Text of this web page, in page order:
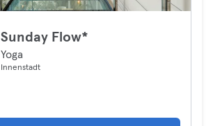
Sunday Flow*
Yoga
Innenstadt